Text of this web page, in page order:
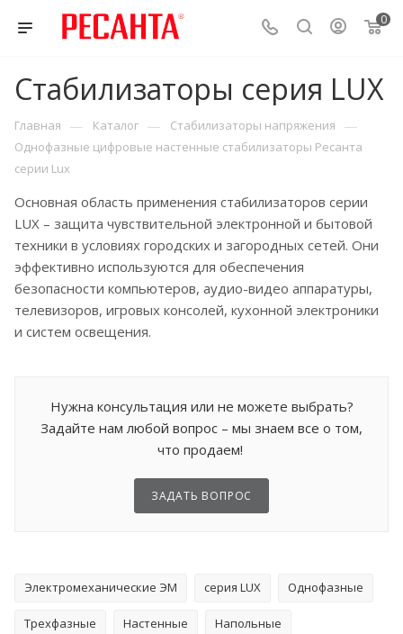
0
Стабилизаторы серия LUX
Главная — Каталог — Стабилизаторы напряжения —
Однофазные цифровые настенные стабилизаторы Ресанта
серии Lux
Основная область применения стабилизаторов серии
LUX – защита чувствительной электронной и бытовой
техники в условиях городских и загородных сетей. Они
эффективно используются для обеспечения
безопасности компьютеров, аудио-видео аппаратуры,
телевизоров, игровых консолей, кухонной электроники
и систем освещения.
Нужна консультация или не можете выбрать?
Задайте нам любой вопрос – мы знаем все о том,
что продаем!
ЗАДАТЬ ВОПРОС
Электромеханические ЭМ серия LUX Однофазные
Трехфазные Настенные Напольные